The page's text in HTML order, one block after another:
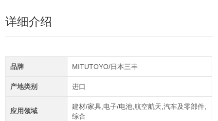
详细介绍
品牌 MITUTOYO/日本三丰
产地类别 进口
应用领域
建材/家具,电子/电池,航空航天,汽车及零部件,
综合